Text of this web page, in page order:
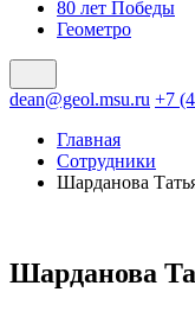
80 лет Победы
Геометро
dean@geol.msu.ru +7
Главная
Сотрудники
Шарданова
Шарданова